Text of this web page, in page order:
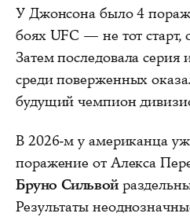
У Джонсона было 4
боях UFC — не тот старт,
Затем последовала серия
среди поверженных
будущий чемпион
В 2026-м у американца
поражение от Алекса
Бруно Сильвой
Результаты